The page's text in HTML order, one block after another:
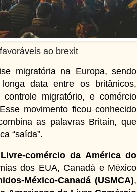
ao brexit
migratória na Europa, sendo
data entre os britânicos,
migratório, e comércio
Esse movimento ficou conhecido
as palavras Britain, que
“saída”.
Livre-comércio da América do
dos EUA, Canadá e México
México-Canadá (USMCA),